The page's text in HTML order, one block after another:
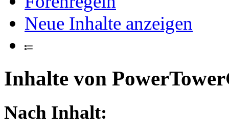
Neue Inhalte anzeigen
Inhalte von
Nach Inhalt: